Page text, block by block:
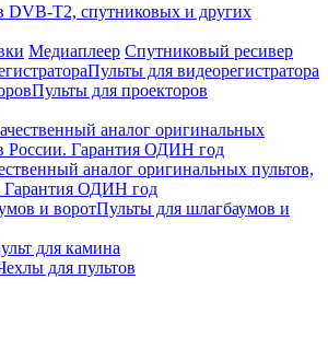
DVB-T2, спутниковых и других
Медиаплеер Спутниковый ресивер
Пульты для видеорегистратора
Пульты для проекторов
аналог оригинальных пультов,
Гарантия ОДИН год
Пульты для шлагбаумов и
для камина
для пультов